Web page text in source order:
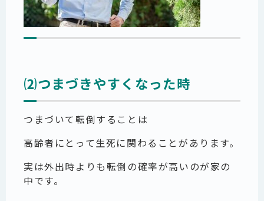
⑵つまづきやすくなった時
つまづいて転倒することは
高齢者にとって生死に関わることがあります。
実は外出時よりも転倒の確率が高いのが家の
中です。